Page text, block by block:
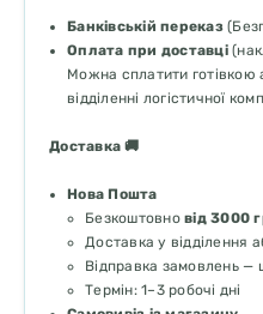
Банківській переказ
Оплата при доставці
Можна сплатити готівкою
відділенні логістичної
Доставка 🚚
Нова Пошта
Безкоштовно від 3000
Доставка у відділення
Відправка замовлень —
Термін: 1–3 робочі дні